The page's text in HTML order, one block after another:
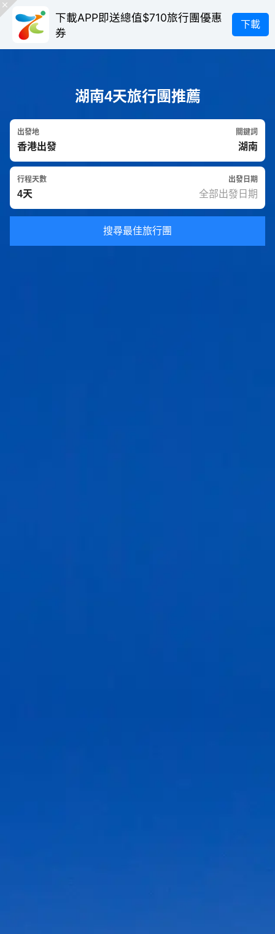
下載APP即送總值$710旅行團優惠
券
下載
湖南4天旅行團推薦
出發地 關鍵詞
出發日期
行程天數
搜尋最佳旅行團